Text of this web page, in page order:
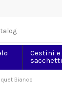
Cestini e
sacchetti
Bianco